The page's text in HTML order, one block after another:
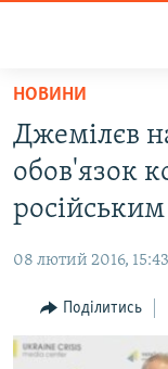
Перейти
основного
матеріалу
Перейти
до
основної
Перейти
до
пошуку
ВОДА.КРИМ
ВІДЕО ТА ФОТО
БЛОГИ
ПОГЛЯД
ІНТЕРВ'Ю
НОВИНИ
Джемілєв
обов'язок
08 лютий 2016, 15:43
Поділитись